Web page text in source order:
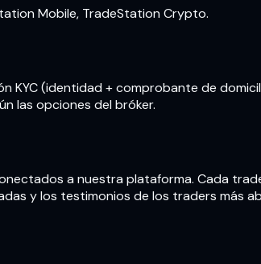
Mobile, TradeStation Crypto.
(identidad + comprobante de
las opciones del bróker.
a nuestra plataforma. Cada
y los testimonios de los traders más